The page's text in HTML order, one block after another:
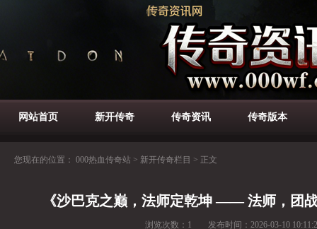
网站首页 新开传奇 传奇资讯 传奇版本
您现在的位置： 000热血传奇站 > 新开传奇栏目 > 正文
《沙巴克之巅，法师定乾坤 —— 法师，团
浏览次数： 1 发布时间： 2026-03-10